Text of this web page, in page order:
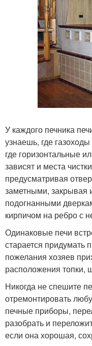
У каждого печника
узнаешь, где
где горизонтальные
зависят и места
предусматривая
заметными, закрывая
подогнанными
кирпичом на ребро с
Одинаковые печи
старается придумать
пожелания хозяев
расположения топки,
Никогда не спешите
отремонтировать
печные приборы,
разобрать и
если она хорошая,